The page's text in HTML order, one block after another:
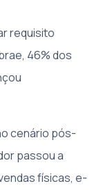
requisito
46% dos
cenário pós-
passou a
físicas, e-